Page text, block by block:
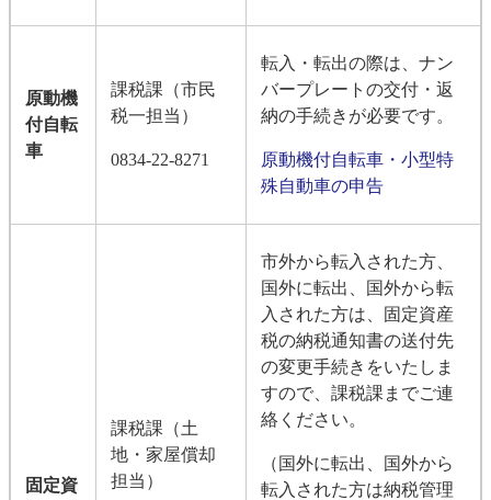
原動機
付自転
車
課税課（市民
税一担当）
0834-22-8271
転入・転出の際は、ナン
バープレートの交付・返
納の手続きが必要です。
原動機付自転車・小型特
殊自動車の申告
固定資
課税課（土
地・家屋償却
担当）
市外から転入された方、
国外に転出、国外から転
入された方は、固定資産
税の納税通知書の送付先
の変更手続きをいたしま
すので、課税課までご連
絡ください。
（国外に転出、国外から
転入された方は納税管理